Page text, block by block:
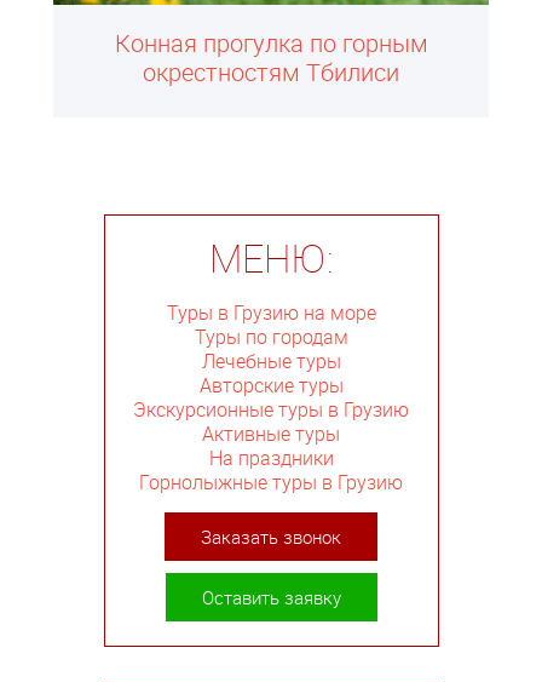
Конная прогулка по горным
окрестностям Тбилиси
МЕНЮ:
Туры в Грузию на море
Туры по городам
Лечебные туры
Авторские туры
Экскурсионные туры в Грузию
Активные туры
На праздники
Горнолыжные туры в Грузию
Заказать звонок
Оставить заявку